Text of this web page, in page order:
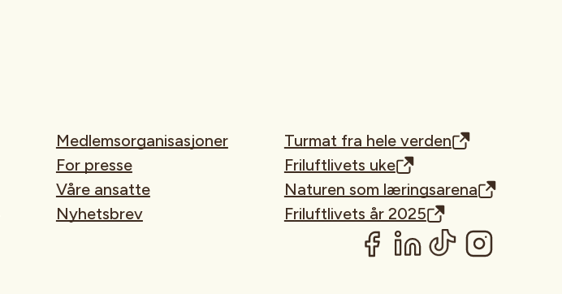
Medlemsorganisasjoner
For presse
Våre ansatte
Nyhetsbrev
Turmat fra hele verden
Friluftlivets uke
Naturen som læringsarena
Friluftlivets år 2025